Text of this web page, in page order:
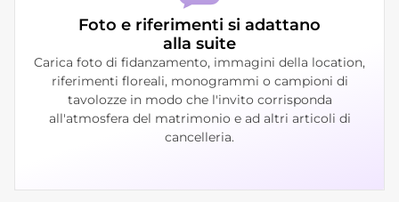
Foto e riferimenti si adattano
alla suite
Carica foto di fidanzamento, immagini della location,
riferimenti floreali, monogrammi o campioni di
tavolozze in modo che l'invito corrisponda
all'atmosfera del matrimonio e ad altri articoli di
cancelleria.